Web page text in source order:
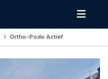
Ortho-Podo Actief